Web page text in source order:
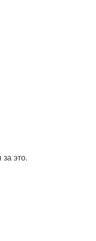
это.